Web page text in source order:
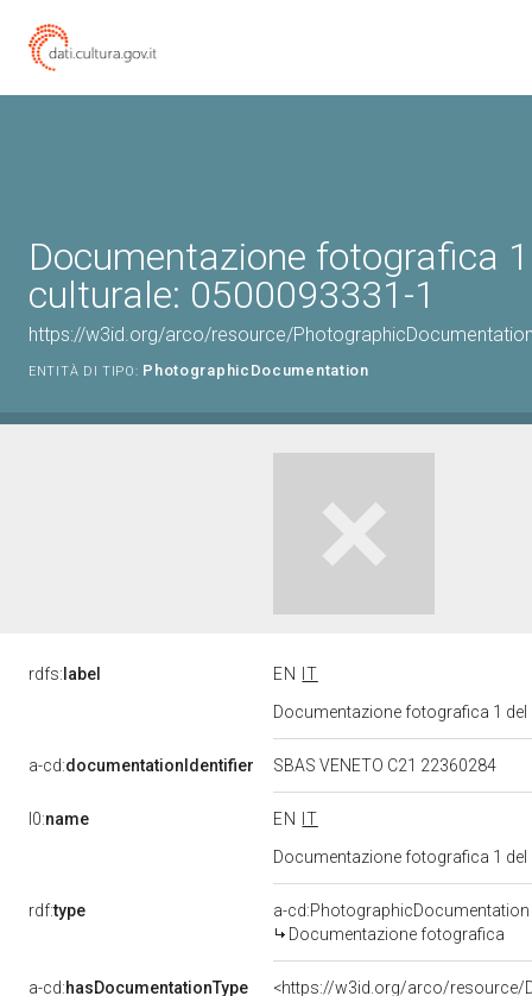
Documentazione fotografica
culturale: 0500093331-1
https://w3id.org/arco/resource/
ENTITÀ DI TIPO: PhotographicDocumentation
rdfs: label EN
IT
Documentazione fotografica 1
a-cd:documentationIdentifier SBAS VENETO C21 22360284
l0:name EN
IT
Documentazione fotografica 1
rdf:type
a-cd:PhotographicDocumentation
Documentazione fotografica
a-cd:hasDocumentationType
<https://w3id.org/arco/resource/